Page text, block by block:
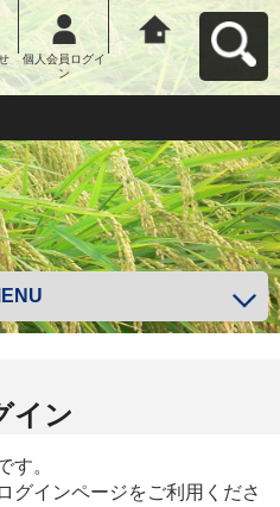
個人会員ログイ
ン
さいたま市 食育
なびへ戻る
イン
す。
グインページをご利用くださ